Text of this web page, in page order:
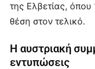
της Ελβετίας,
θέση στον τελικό.
Η αυστριακή
εντυπώσεις